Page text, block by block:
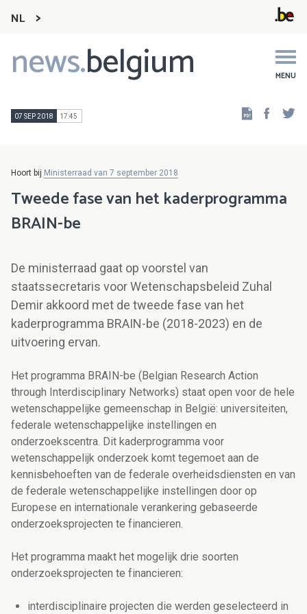
NL
news.belgium MENU
Main
navigation
07 SEP 2018 17:45
Hoort bij Ministerraad van 7 september 2018
Tweede fase van het kaderprogramma
BRAIN-be
De ministerraad gaat op voorstel van
staatssecretaris voor Wetenschapsbeleid Zuhal
Demir akkoord met de tweede fase van het
kaderprogramma BRAIN-be (2018-2023) en de
uitvoering ervan.
Het programma BRAIN-be (Belgian Research Action
through Interdisciplinary Networks) staat open voor de hele
wetenschappelijke gemeenschap in België: universiteiten,
federale wetenschappelijke instellingen en
onderzoekscentra. Dit kaderprogramma voor
wetenschappelijk onderzoek komt tegemoet aan de
kennisbehoeften van de federale overheidsdiensten en van
de federale wetenschappelijke instellingen door op
Europese en internationale verankering gebaseerde
onderzoeksprojecten te financieren.
Het programma maakt het mogelijk drie soorten
onderzoeksprojecten te financieren:
interdisciplinaire projecten die werden geselecteerd in